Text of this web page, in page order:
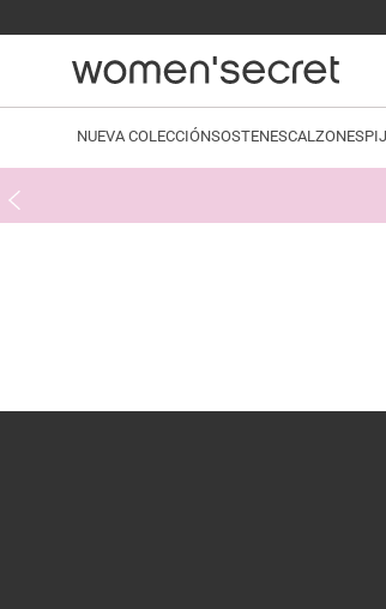
NUEVA COLECCIÓNSOSTENESCALZONES